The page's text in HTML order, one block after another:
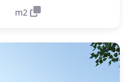
m2